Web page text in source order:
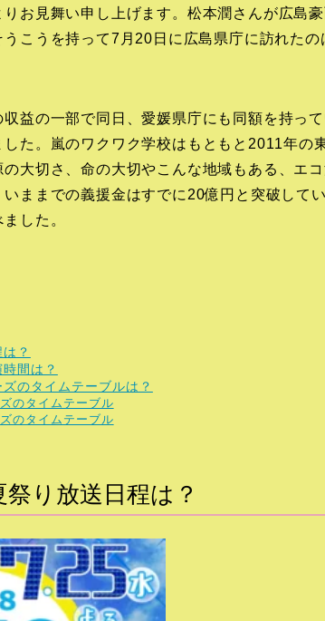
お見舞い申し上げます。松本潤さんが広島
こうを持って7月20日に広島県庁に訪れたの
益の一部で同日、愛媛県庁にも同額を持っ
た。嵐のワクワク学校はもともと2011年の
大切さ、命の大切やこんな地域もある、エ
ままでの義援金はすでに20億円と突破して
した。
？
間は？
のタイムテーブルは？
のタイムテーブル
のタイムテーブル
り放送日程は？